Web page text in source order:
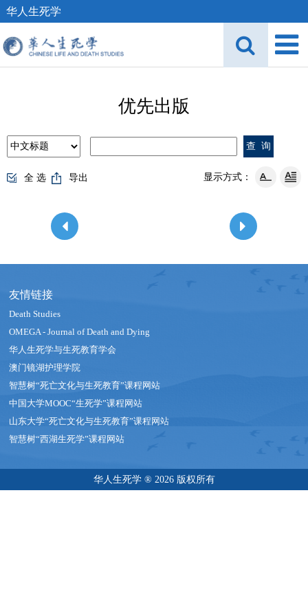
华人生死学
优先出版
全 选 导出 显示方式：
友情链接
Death Studies
OMEGA - Journal of Death and Dying
华人生死学与生死教育学会
澳门镜湖护理学院
智慧树“死亡文化与生死教育”课程网站
中国大学MOOC“生死学”课程网站
山东大学“死亡文化与生死教育”课程网站
智慧树“西湖生死学”课程网站
华人生死学 ® 2026 版权所有